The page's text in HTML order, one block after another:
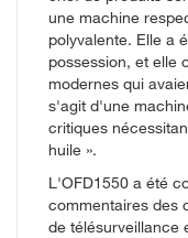
une machine
polyvalente. Elle a
possession, et elle
modernes qui
s'agit d'une
critiques
huile ».
L'OFD1550 a été
commentaires des
de télésurveillance